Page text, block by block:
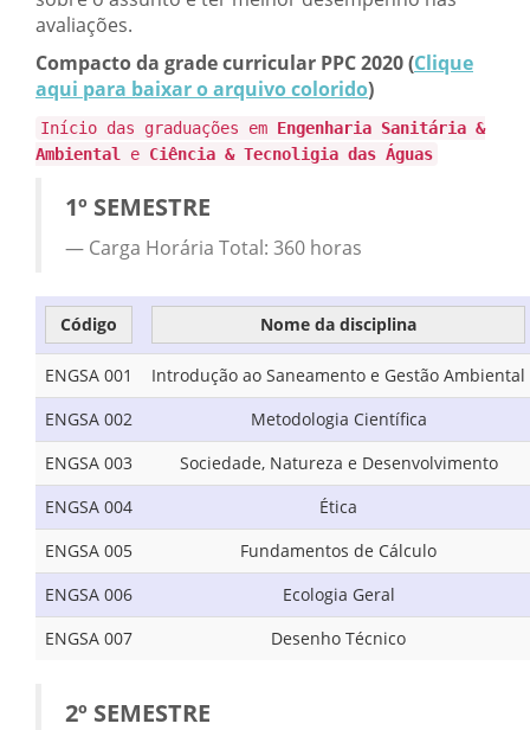
avaliações.
Compacto da grade curricular PPC 2020(Clique
aqui para baixar o arquivo colorido)
Início das graduações em Engenharia Sanitária &
Ambiental
e Ciência & Tecnoligia das Águas
1º SEMESTRE
Carga Horária Total: 360 horas
Código Nome da disciplina
ENGSA 001
Introdução ao Saneamento e Gestão Ambiental
ENGSA 002
Metodologia Científica
ENGSA 003
Sociedade, Natureza e Desenvolvimento
ENGSA 004
Ética
ENGSA 005
Fundamentos de Cálculo
ENGSA 006
Ecologia Geral
ENGSA 007
Desenho Técnico
2º SEMESTRE